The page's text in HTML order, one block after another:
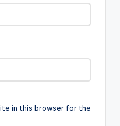
in this browser for the